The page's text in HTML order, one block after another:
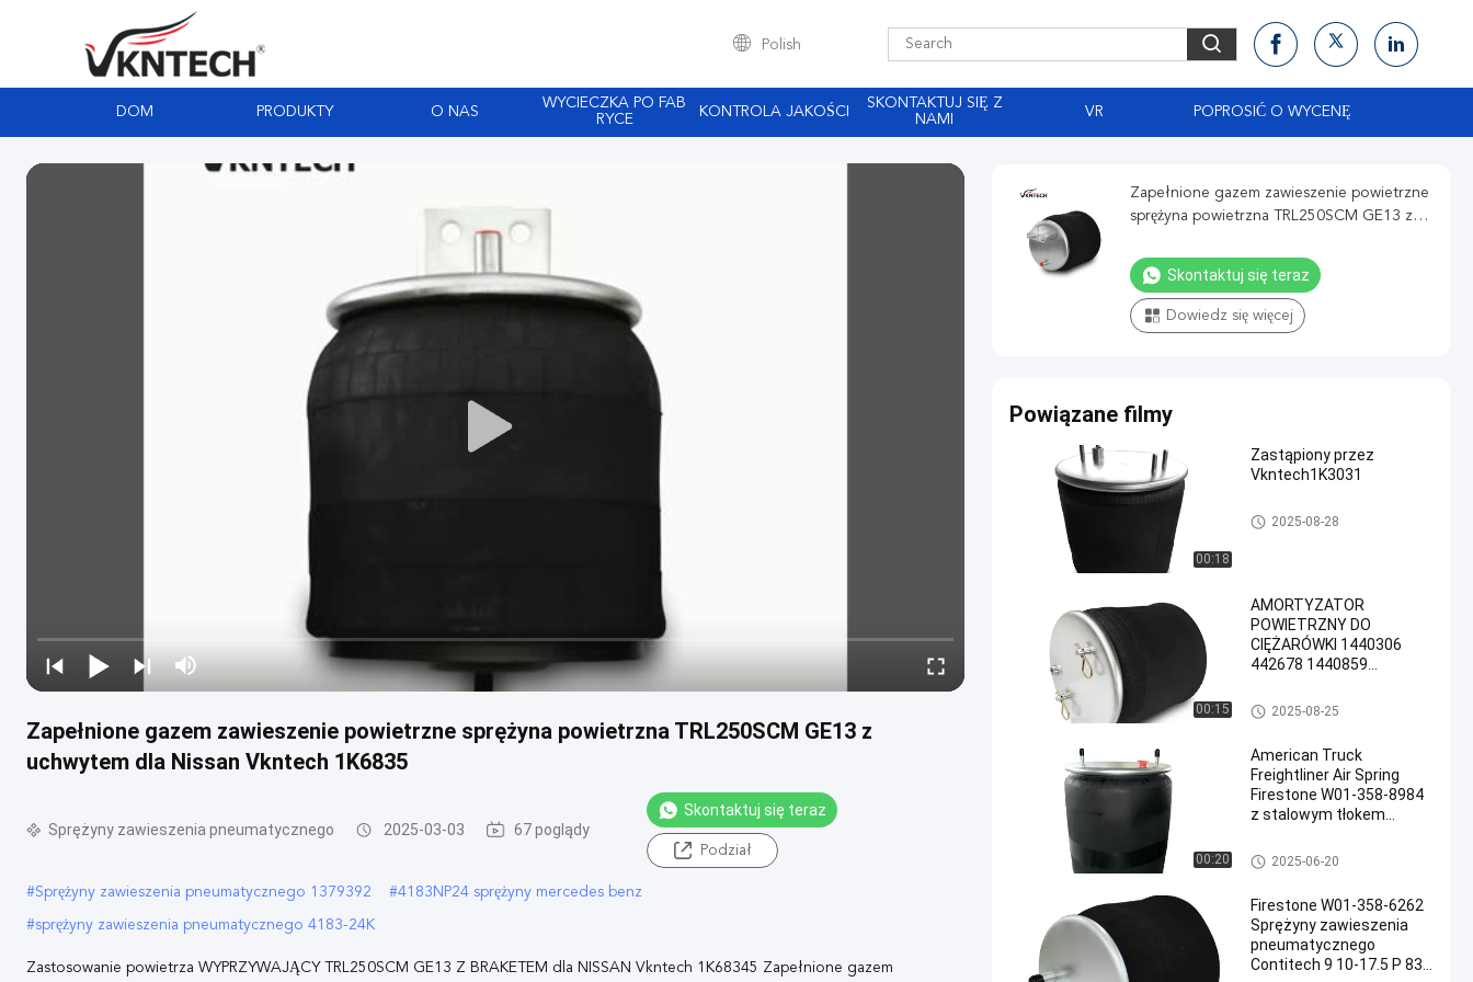
Polish
DOM PRODUKTY O NAS
WYCIECZKA PO FAB
RYCE
KONTROLA JAKOŚCI
SKONTAKTUJ SIĘ Z
NAMI
VR POPROSIĆ O WYCENĘ
Zapełnione gazem zawieszenie powietrzne sprężyna powietrzna TRL250SCM GE13 z
uchwytem dla Nissan Vkntech 1K6835
Sprężyny zawieszenia pneumatycznego 2025-03-03 67 poglądy
Skontaktuj się teraz
Podział
#Sprężyny zawieszenia pneumatycznego 1379392 #4183NP24 sprężyny mercedes benz
#sprężyny zawieszenia pneumatycznego 4183-24K
Zastosowanie powietrza WYPRZYWAJĄCY TRL250SCM GE13 Z BRAKETEM dla NISSAN Vkntech 1K68345 Zapełnione gazem
Zapełnione gazem zawieszenie powietrzne
sprężyna powietrzna TRL250SCM GE13 z
Skontaktuj się teraz
Dowiedz się więcej
Powiązane filmy
00:18
Zastąpiony przez
Vkntech1K3031
Sprężyny zawieszenia pneum
atycznego
2025-08-28
00:15
AMORTYZATOR
POWIETRZNY DO
CIĘŻARÓWKI 1440306
442678 1440859
1T15LR-4 Z TŁOKIEM
STALOWYM ZASTĄPIONY
Sprężyny zawieszenia pneum
atycznego
2025-08-25
00:20
American Truck
Freightliner Air Spring
Firestone W01-358-8984
z stalowym tłokem
ASC1400HL naturalny
gumowy metalowy dno
Vkntech 1K8984
Sprężyny zawieszenia pneum
atycznego
2025-06-20
Firestone W01-358-6262
Sprężyny zawieszenia
pneumatycznego
Contitech 9 10-17.5 P 831